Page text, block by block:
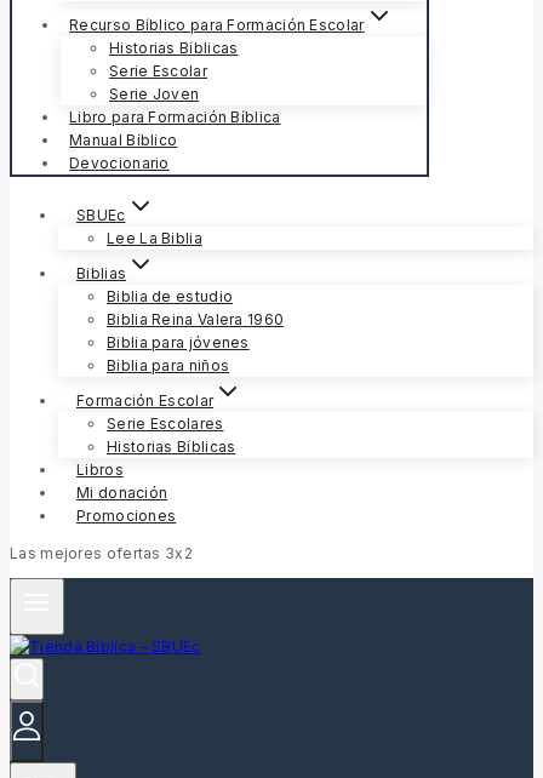
Recurso Bíblico para Formación Escolar
Historias Bíblicas
Serie Escolar
Serie Joven
Libro para Formación Bíblica
Manual Bíblico
Devocionario
SBUEc
Lee La Biblia
Biblias
Biblia de estudio
Biblia Reina Valera 1960
Biblia para jóvenes
Biblia para niños
Formación Escolar
Serie Escolares
Historias Bíblicas
Libros
Mi donación
Promociones
Las mejores ofertas 3x2